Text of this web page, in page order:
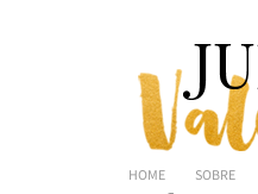
HOME SOBRE